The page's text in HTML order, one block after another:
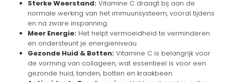
Sterke Weerstand: Vitamine C draagt bij aan de
normale werking van het immuunsysteem, vooral tijdens
en na zware inspanning.
Meer Energie: Het helpt vermoeidheid te verminderen
en ondersteunt je energieniveau.
Gezonde Huid & Botten: Vitamine C is belangrijk voor
de vorming van collageen, wat essentieel is voor een
gezonde huid, tanden, botten en kraakbeen.